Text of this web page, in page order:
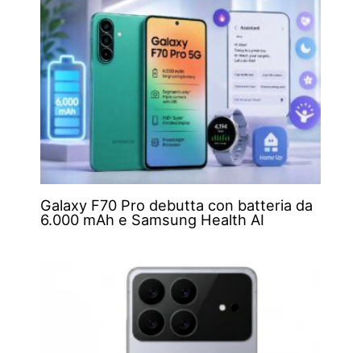
Galaxy F70 Pro debutta con batteria da
6.000 mAh e Samsung Health AI